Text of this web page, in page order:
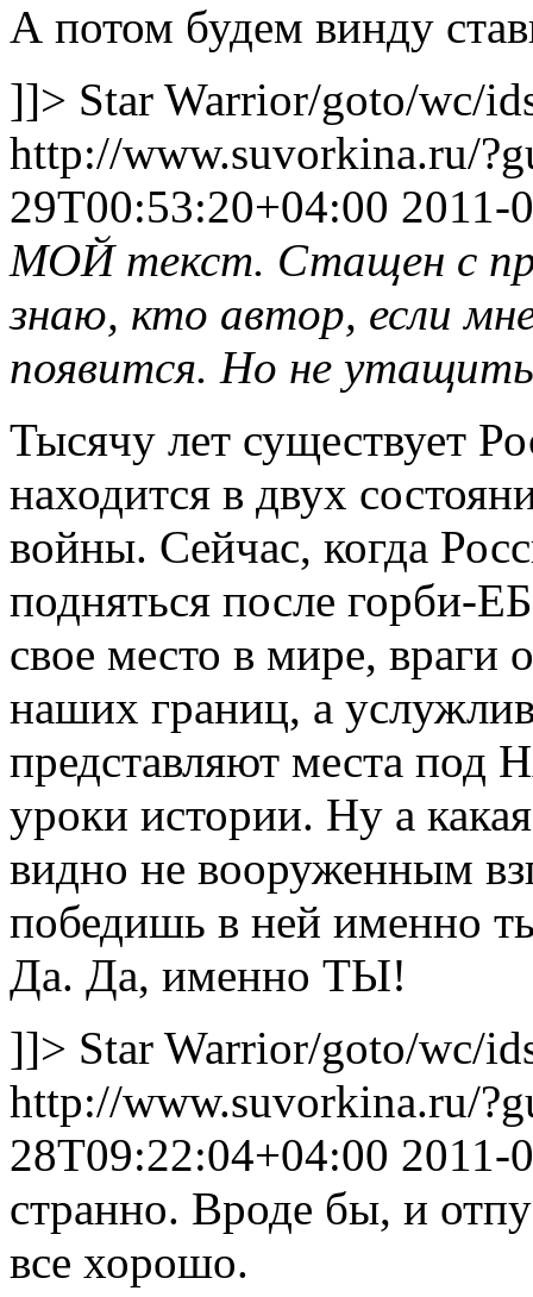
А потом будем винду
]]> Star Warrior/goto/wc/
http://www.suvorkina.ru/
29T00:53:20+04:00 2011-
МОЙ текст. Стащен с
знаю, кто автор, если
появится. Но не утащить
Тысячу лет существует
находится в двух
войны. Сейчас, когда
подняться после горби-
свое место в мире, враги
наших границ, а
представляют места под
уроки истории. Ну а
видно не вооруженным
победишь в ней именно
Да. Да, именно ТЫ!
]]> Star Warrior/goto/wc/
http://www.suvorkina.ru/
28T09:22:04+04:00 2011-
странно. Вроде бы, и
все хорошо.